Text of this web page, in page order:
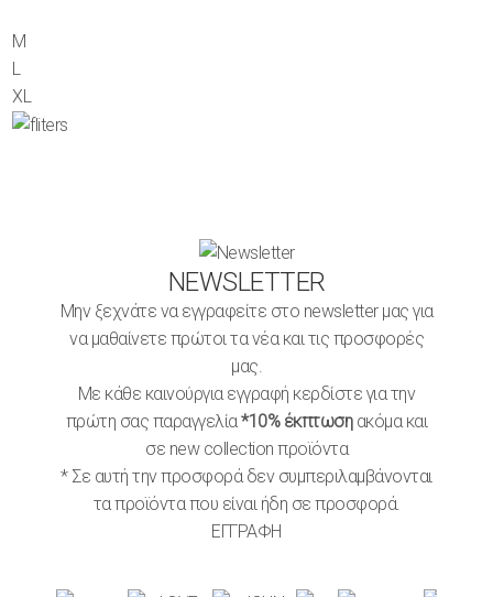
M
L
XL
NEWSLETTER
Μην ξεχνάτε να εγγραφείτε στο newsletter μας για
να μαθαίνετε πρώτοι τα νέα και τις προσφορές
μας.
Με κάθε καινούργια εγγραφή κερδίστε για την
πρώτη σας παραγγελία*10% έκπτωσηακόμα και
σε new collection προϊόντα
* Σε αυτή την προσφορά δεν συμπεριλαμβάνονται
τα προϊόντα που είναι ήδη σε προσφορά.
ΕΓΓΡΑΦΗ